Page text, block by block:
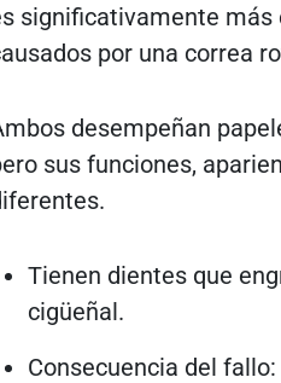
significativamente más
​​por una correa
desempeñan
sus funciones,
Tienen dientes que
cigüeñal.
Consecuencia del